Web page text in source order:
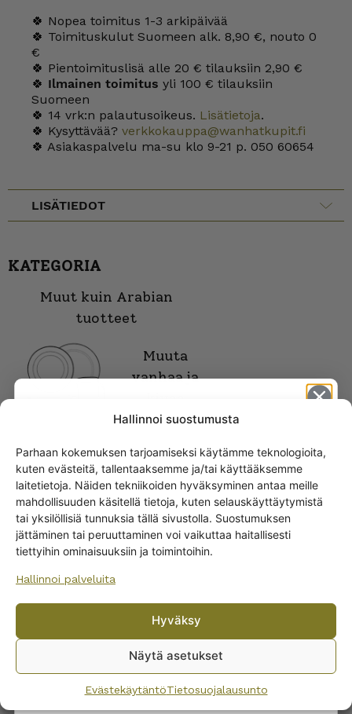
Hallinnoi suostumusta
Parhaan kokemuksen tarjoamiseksi käytämme teknologioita,
kuten evästeitä, tallentaaksemme ja/tai käyttääksemme
laitetietoja. Näiden tekniikoiden hyväksyminen antaa meille
mahdollisuuden käsitellä tietoja, kuten selauskäyttäytymistä
tai yksilöllisiä tunnuksia tällä sivustolla. Suostumuksen
jättäminen tai peruuttaminen voi vaikuttaa haitallisesti
tiettyihin ominaisuuksiin ja toimintoihin.
Hallinnoi palveluita
Hyväksy
Näytä asetukset
EvästekäytäntöTietosuojalausunto
🍀 Nopea toimitus 1-3 arkipäivää
🍀 Toimituskulut Suomeen alk. 8,90 €, nouto 0
€
🍀 Pientoimituslisä alle 20 € tilauksiin 2,90 €
🍀 Ilmainen toimitus yli 100 € tilauksiin
Suomeen
🍀 14 vrk:n palautusoikeus. Lisätietoja.
🍀 Kysyttävää? verkkokauppa@wanhatkupit.fi
🍀 Asiakaspalvelu ma-su klo 9-21 p. 050 60654
LISÄTIEDOT
KATEGORIA
Muut kuin Arabian
tuotteet
Muuta
vanhaa ja
SAMANKALTAISET TUOTTEET
Villeroy & Boch
Amazonia kahvikuppi ja
Get -5%
off?
Yes! I want the discount
privacy policy.